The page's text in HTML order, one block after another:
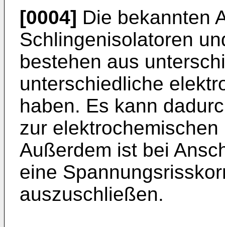
[0004] Die bekannten
Schlingenisolatoren
bestehen aus
unterschiedliche
haben. Es kann
zur
Außerdem ist bei
eine
auszuschließen.